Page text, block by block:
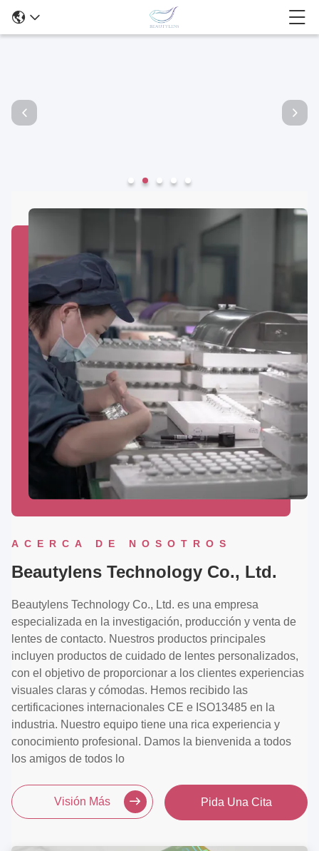
ACERCA DE NOSOTROS
Beautylens Technology Co., Ltd.
Beautylens Technology Co., Ltd. es una empresa
especializada en la investigación, producción y venta de
lentes de contacto. Nuestros productos principales
incluyen productos de cuidado de lentes personalizados,
con el objetivo de proporcionar a los clientes experiencias
visuales claras y cómodas. Hemos recibido las
certificaciones internacionales CE e ISO13485 en la
industria. Nuestro equipo tiene una rica experiencia y
conocimiento profesional. Damos la bienvenida a todos
los amigos de todos lo
Visión Más Pida Una Cita